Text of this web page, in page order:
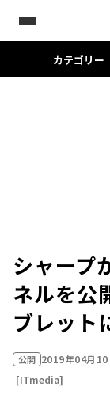
カテゴリー
シャープ
ネルを公
ブレット
公開 2019年04月
[ITmedia]